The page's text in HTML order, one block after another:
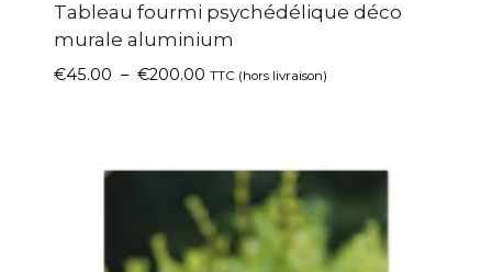
Tableau fourmi psychédélique déco
murale aluminium
€45.00 – €200.00 TTC (hors livraison)